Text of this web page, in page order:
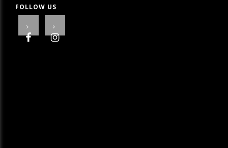
FOLLOW US